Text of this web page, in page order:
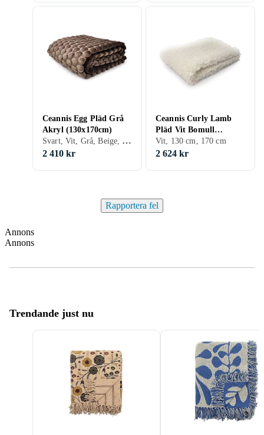
Ceannis Egg Pläd Grå
Akryl (130x170cm)
Svart, Vit, Grå, Beige, 130 cm, 170 cm
2 410 kr
Ceannis Curly Lamb
Pläd Vit Bomull
(130x170cm)
Vit, 130 cm, 170 cm
2 624 kr
Rapportera fel
Annons
Annons
Trendande just nu